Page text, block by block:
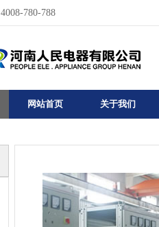
4008-780-788
网站首页 关于我们